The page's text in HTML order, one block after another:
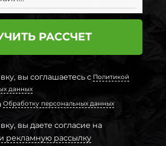
РАССЧЕТ
вы соглашаетесь с Политикой
данных
Обработку персональных данных
вы даете согласие на
рассылку